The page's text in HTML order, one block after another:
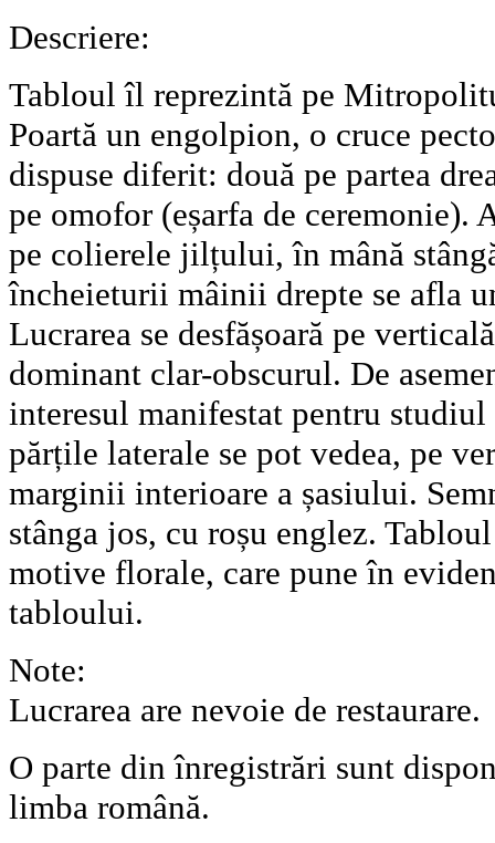
Descriere:
Tabloul îl reprezintă pe
Poartă un engolpion, o cruce
dispuse diferit: două pe partea
pe omofor (eșarfa de ceremonie).
pe colierele jilțului, în mână
încheieturii mâinii drepte se afla
Lucrarea se desfășoară pe
dominant clar-obscurul. De
interesul manifestat pentru
părțile laterale se pot vedea, pe
marginii interioare a șasiului.
stânga jos, cu roșu englez.
motive florale, care pune în
tabloului.
Note:
Lucrarea are nevoie de restaurare.
O parte din înregistrări sunt
limba română.